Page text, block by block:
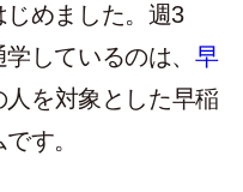
めました。週3
しているのは、 早
人を対象とした早稲
す。